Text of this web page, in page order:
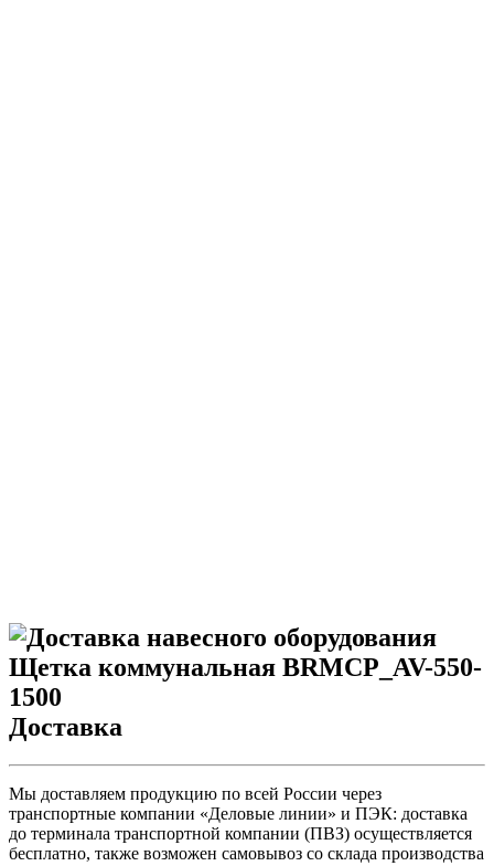
Доставка
Мы доставляем продукцию по всей России через
транспортные компании «Деловые линии» и ПЭК: доставка
до терминала транспортной компании (ПВЗ) осуществляется
бесплатно, также возможен самовывоз со склада производства